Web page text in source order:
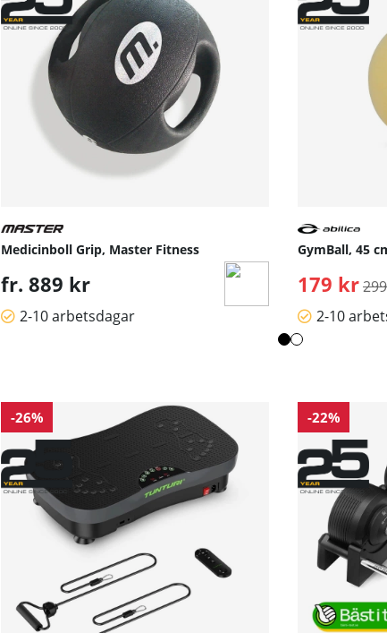
Medicinboll Grip, Master Fitness
fr. 889 kr
2-10 arbetsdagar
GymBall, 45
179 kr
2-10
-26% -22%